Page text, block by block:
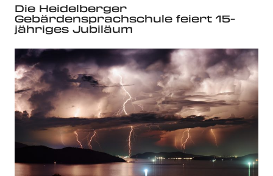
Die Heidelberger
Gebärdensprachschule feiert 15-
jähriges Jubiläum